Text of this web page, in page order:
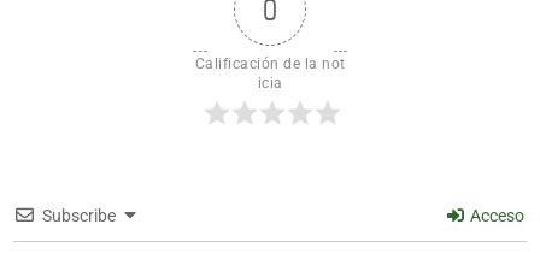
0
Calificación de la not
icia
Subscribe Acceso